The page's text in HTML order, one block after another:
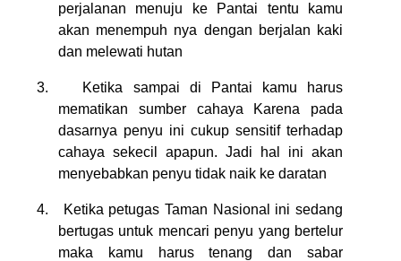
perjalanan menuju ke Pantai tentu kamu
akan menempuh nya dengan berjalan kaki
dan melewati hutan
3.
Ketika sampai di Pantai kamu harus
mematikan sumber cahaya Karena pada
dasarnya penyu ini cukup sensitif terhadap
cahaya sekecil apapun. Jadi hal ini akan
menyebabkan penyu tidak naik ke daratan
4.
Ketika petugas Taman Nasional ini sedang
bertugas untuk mencari penyu yang bertelur
maka kamu harus tenang dan sabar